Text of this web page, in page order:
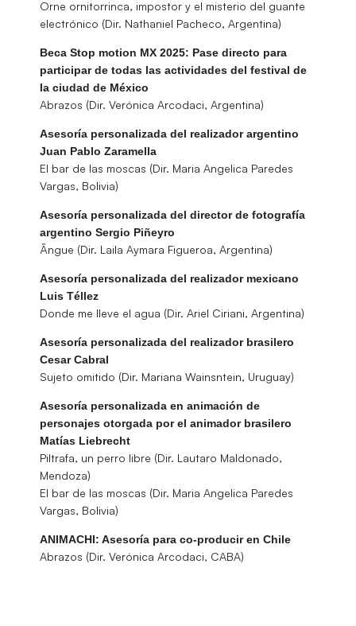
Orne ornitorrinca, impostor y el misterio del guante
electrónico (Dir. Nathaniel Pacheco, Argentina)
Beca Stop motion MX 2025: Pase directo para
participar de todas las actividades del festival de
la ciudad de México
Abrazos (Dir. Verónica Arcodaci, Argentina)
Asesoría personalizada del realizador argentino
Juan Pablo Zaramella
El bar de las moscas (Dir. Maria Angelica Paredes
Vargas, Bolivia)
Asesoría personalizada del director de fotografía
argentino Sergio Piñeyro
Ãngue (Dir. Laila Aymara Figueroa, Argentina)
Asesoría personalizada del realizador mexicano
Luis Téllez
Donde me lleve el agua (Dir. Ariel Ciriani, Argentina)
Asesoría personalizada del realizador brasilero
Cesar Cabral
Sujeto omitido (Dir. Mariana Wainsntein, Uruguay)
Asesoría personalizada en animación de
personajes otorgada por el animador brasilero
Matías Liebrecht
Piltrafa, un perro libre (Dir. Lautaro Maldonado,
Mendoza)
El bar de las moscas (Dir. Maria Angelica Paredes
Vargas, Bolivia)
ANIMACHI: Asesoría para co-producir en Chile
Abrazos (Dir. Verónica Arcodaci, CABA)